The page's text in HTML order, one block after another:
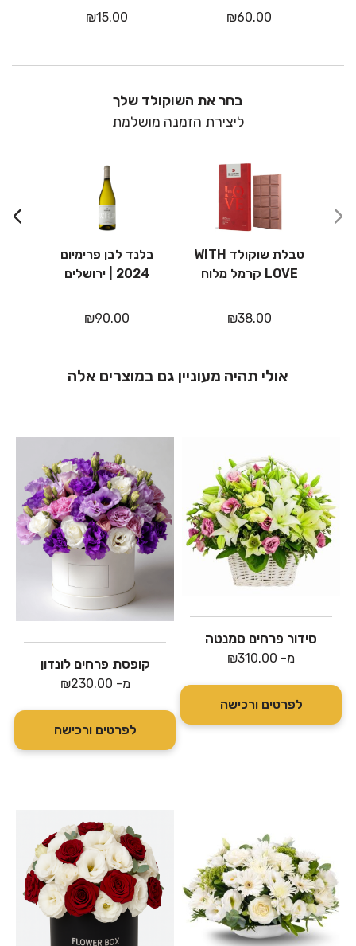
₪60.00
₪15.00
בחר את השוקולד שלך
ליצירת הזמנה מושלמת
טבלת שוקולד WITH
LOVE קרמל מלוח
₪38.00
בלנד לבן פרימיום
2024 | ירושלים
₪90.00
‹
›
אולי תהיה מעוניין גם במוצרים אלה
סידור פרחים סמנטה
מ- ₪310.00
לפרטים ורכישה
קופסת פרחים לונדון
מ- ₪230.00
לפרטים ורכישה